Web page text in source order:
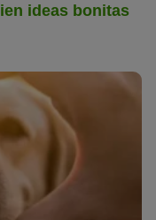
ideas bonitas